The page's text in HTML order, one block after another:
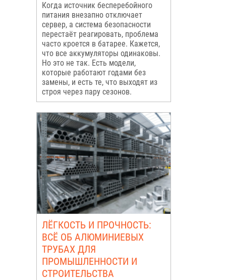
Когда источник бесперебойного
питания внезапно отключает
сервер, а система безопасности
перестаёт реагировать, проблема
часто кроется в батарее. Кажется,
что все аккумуляторы одинаковы.
Но это не так. Есть модели,
которые работают годами без
замены, и есть те, что выходят из
строя через пару сезонов.
ЛЁГКОСТЬ И ПРОЧНОСТЬ:
ВСЁ ОБ АЛЮМИНИЕВЫХ
ТРУБАХ ДЛЯ
ПРОМЫШЛЕННОСТИ И
СТРОИТЕЛЬСТВА